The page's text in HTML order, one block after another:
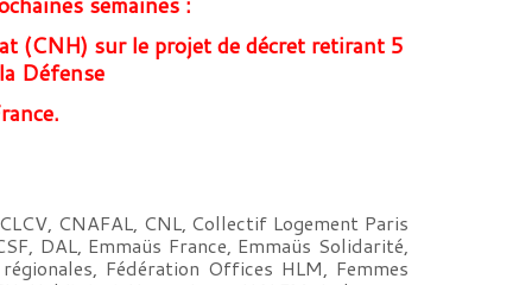
(CNH) sur le projet de décret retirant 5
Défense
CNAFAL, CNL, Collectif Logement Paris
DAL, Emmaüs France, Emmaüs Solidarité,
Fédération Offices HLM, Femmes